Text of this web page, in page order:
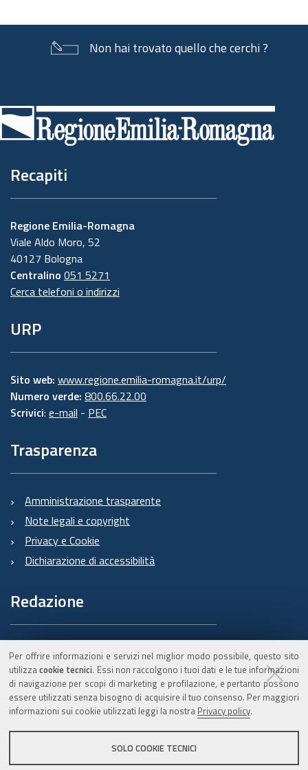
Per offrire informazioni e servizi nel miglior modo possibile, questo sito
utilizzacookie tecnici. Essi non raccolgono i tuoi dati e le tue informazioni
di navigazione per scopi di marketing e profilazione, e pertanto possono
essere utilizzati senza bisogno di acquisire il tuo consenso. Per maggiori
informazioni sui cookie utilizzati leggi la nostra Privacy policy.
SOLO COOKIE TECNICI
Non hai trovato quello che cerchi ?
di
pagina
Recapiti
Regione Emilia-Romagna
Viale Aldo Moro, 52
40127 Bologna
Centralino 051 5271
Cerca telefoni o indirizzi
URP
Sito web: www.regione.emilia-romagna.it/urp/
Numero verde: 800.66.22.00
Scrivici: e-mail - PEC
Trasparenza
Amministrazione trasparente
Note legali e copyright
Privacy e Cookie
Dichiarazione di accessibilità
Redazione
Informazioni sul Burert
e contatti
C.F. 800.625.903.79